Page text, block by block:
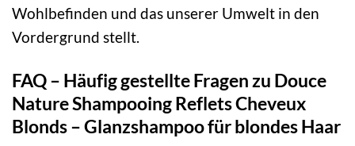
Wohlbefinden und das unserer Umwelt in den
Vordergrund stellt.
FAQ – Häufig gestellte Fragen zu Douce
Nature Shampooing Reflets Cheveux
Blonds – Glanzshampoo für blondes Haar